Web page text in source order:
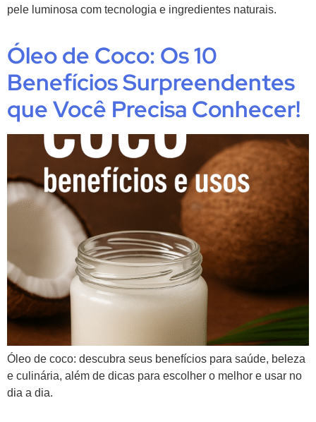
pele luminosa com tecnologia e ingredientes naturais.
Óleo de Coco: Os 10
Benefícios Surpreendentes
que Você Precisa Conhecer!
Óleo de coco: descubra seus benefícios para saúde, beleza
e culinária, além de dicas para escolher o melhor e usar no
dia a dia.